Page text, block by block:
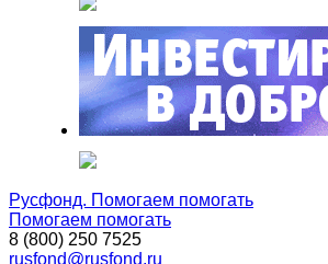
Русфонд. Помогаем помогать
Помогаем помогать
8 (800) 250 7525
rusfond@rusfond.ru